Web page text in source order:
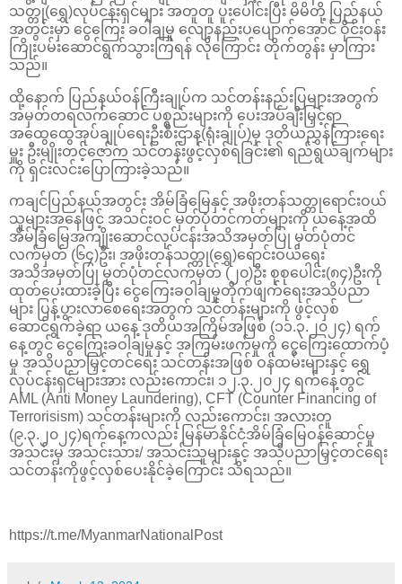
သတ္တု(ရွှေ)လုပ်ငန်းရှင်များ အတူတူ ပူးပေါင်းပြီး မိမိတို့ ပြည်နယ်
အတွင်းမှာ ငွေကြေး ခဝါချမှု လျော့နည်းပပျောက်အောင် ဝိုင်းဝန်း
ကြိုးပမ်းဆောင်ရွက်သွားကြရန် လိုကြောင်း တိုက်တွန်း မှာကြား
သည်။
ထို့နောက် ပြည်နယ်ဝန်ကြီးချုပ်က သင်တန်းနည်းပြများအတွက်
အမှတ်တရလက်‌ဆောင် ပစ္စည်းများကို ပေးအပ်ချီးမြှင့်ရာ
အထွေထွေအုပ်ချုပ်ရေးဦးစီးဌာန(ရုံးချုပ်)မှ ဒုတိယညွှန်ကြားရေး
မှူး ဦးမျိုးတင့်ဇော်က သင်တန်းဖွင့်လှစ်ရခြင်း၏ ရည်ရွယ်ချက်များ
ကို ရှင်းလင်းပြောကြားခဲ့သည်။
ကချင်ပြည်နယ်အတွင်း အိမ်ခြံမြေနှင့် အဖိုးတန်သတ္တုရောင်းဝယ်
သူများအနေဖြင့် အသင်းဝင် မှတ်ပုံတင်ကတ်များကို ယနေ့အထိ
အိမ်ခြံမြေအကျိုးဆောင်လုပ်ငန်းအသိအမှတ်ပြု မှတ်ပုံတင်
လက်မှတ် (၆၄)ဦး၊ အဖိုးတန်သတ္တု(ရွှေ)ရောင်းဝယ်ရေး
အသိအမှတ်ပြု မှတ်ပုံတင်လက်မှတ် (၂၀)ဦး စုစုပေါင်း(၈၄)ဦးကို
ထုတ်ပေးထားခဲ့ပြီး ငွေကြေးခဝါချမှုတိုက်ဖျက်ရေးအသိပညာ
များ ပြန့်ပွားလာစေရေးအတွက် သင်တန်းများကို ဖွင့်လှစ်
ဆောင်ရွက်ခဲ့ရာ ယနေ့ ဒုတိယအကြိမ်အဖြစ် (၁၁.၃.၂၀၂၄) ရက်
နေ့တွင် ငွေကြေးခဝါချမှုနှင့် အကြမ်းဖက်မှုကို ငွေကြေးထောက်ပံ့
မှု အသိပညာမြှင့်တင်ရေး သင်တန်းအဖြစ် ဝန်ထမ်းများနှင့် ရွှေ
လုပ်ငန်းရှင်များအား လည်းကောင်း၊ ၁၂.၃.၂၀၂၄ ရက်နေ့တွင်
AML (Anti Money Laundering), CFT (Counter Financing of
Terrorisism) သင်တန်းများကို လည်းကောင်း၊ အလားတူ
(၉.၃.၂၀၂၄)ရက်နေ့ကလည်း မြန်မာနိုင်ငံအိမ်ခြံမြေဝန်ဆောင်မှု
အသင်းမှ အသင်းသား/ အသင်းသူများနှင့် အသိပညာမြှင့်တင်ရေး
သင်တန်းကိုဖွင့်လှစ်ပေးနိုင်ခဲ့ကြောင်း သိရသည်။
https://t.me/MyanmarNationalPost